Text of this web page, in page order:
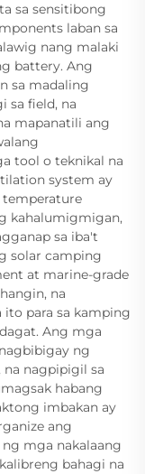
sa sensitibong
laban sa
nang malaki
battery. Ang
sa madaling
sa field, na
mapanatili ang
tool o teknikal na
system ay
kahalumigmigan,
sa iba't
solar camping
at marine-grade
na
para sa kamping
Ang mga
ng
nagpipigil sa
habang
imbakan ay
ang
mga nakalaang
bahagi na